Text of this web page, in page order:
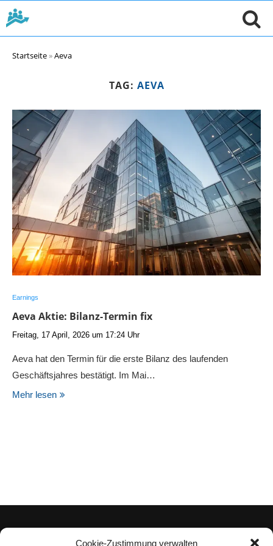
Cookie-Zustimmung verwalten
Startseite»Aeva
TAG: AEVA
Earnings
Aeva Aktie: Bilanz-Termin fix
Freitag, 17 April, 2026 um 17:24 Uhr
Aeva hat den Termin für die erste Bilanz des laufenden
Geschäftsjahres bestätigt. Im Mai…
Mehr lesen